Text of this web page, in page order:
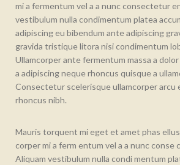
mi a fermentum vel a a nunc consectetur
vestibulum nulla condimentum platea
adipiscing eu bibendum ante adipiscing
gravida tristique litora nisi condimentum
Ullamcorper ante fermentum massa a
a adipiscing neque rhoncus quisque a
Consectetur scelerisque ullamcorper arcu
rhoncus nibh.
Mauris torquent mi eget et amet phas
corper mi a ferm entum vel a a nunc
Aliquam vestibulum nulla condi mentum